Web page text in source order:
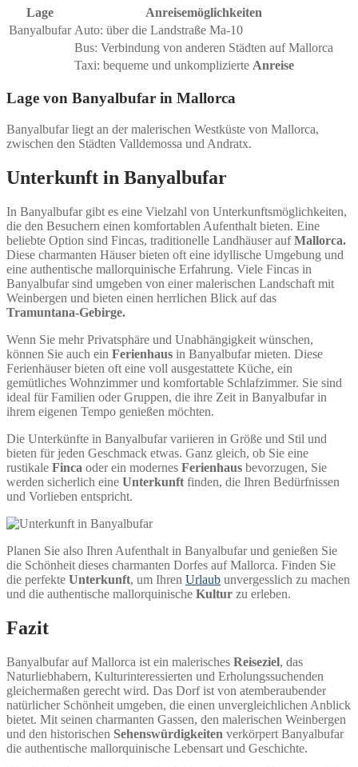
Lage
Anreisemöglichkeiten
Banyalbufar Auto: über die Landstraße Ma-10
Bus: Verbindung von anderen Städten auf Mallorca
Taxi: bequeme und unkomplizierte Anreise
Lage von Banyalbufar in Mallorca
Banyalbufar liegt an der malerischen Westküste von Mallorca,
zwischen den Städten Valldemossa und Andratx.
Unterkunft in Banyalbufar
In Banyalbufar gibt es eine Vielzahl von Unterkunftsmöglichkeiten,
die den Besuchern einen komfortablen Aufenthalt bieten. Eine
beliebte Option sind Fincas, traditionelle Landhäuser aufMallorca.
Diese charmanten Häuser bieten oft eine idyllische Umgebung und
eine authentische mallorquinische Erfahrung. Viele Fincas in
Banyalbufar sind umgeben von einer malerischen Landschaft mit
Weinbergen und bieten einen herrlichen Blick auf das
Tramuntana-Gebirge.
Wenn Sie mehr Privatsphäre und Unabhängigkeit wünschen,
können Sie auch ein Ferienhaus in Banyalbufar mieten. Diese
Ferienhäuser bieten oft eine voll ausgestattete Küche, ein
gemütliches Wohnzimmer und komfortable Schlafzimmer. Sie sind
ideal für Familien oder Gruppen, die ihre Zeit in Banyalbufar in
ihrem eigenen Tempo genießen möchten.
Die Unterkünfte in Banyalbufar variieren in Größe und Stil und
bieten für jeden Geschmack etwas. Ganz gleich, ob Sie eine
rustikale Finca oder ein modernes Ferienhaus bevorzugen, Sie
werden sicherlich eine Unterkunft finden, die Ihren Bedürfnissen
und Vorlieben entspricht.
Planen Sie also Ihren Aufenthalt in Banyalbufar und genießen Sie
die Schönheit dieses charmanten Dorfes auf Mallorca. Finden Sie
die perfekte Unterkunft, um Ihren Urlaub unvergesslich zu machen
und die authentische mallorquinische Kultur zu erleben.
Fazit
Banyalbufar auf Mallorca ist ein malerisches Reiseziel, das
Naturliebhabern, Kulturinteressierten und Erholungssuchenden
gleichermaßen gerecht wird. Das Dorf ist von atemberaubender
natürlicher Schönheit umgeben, die einen unvergleichlichen Anblick
bietet. Mit seinen charmanten Gassen, den malerischen Weinbergen
und den historischen Sehenswürdigkeiten verkörpert Banyalbufar
die authentische mallorquinische Lebensart und Geschichte.